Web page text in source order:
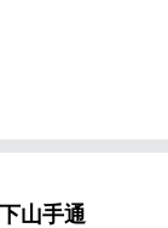
山手通